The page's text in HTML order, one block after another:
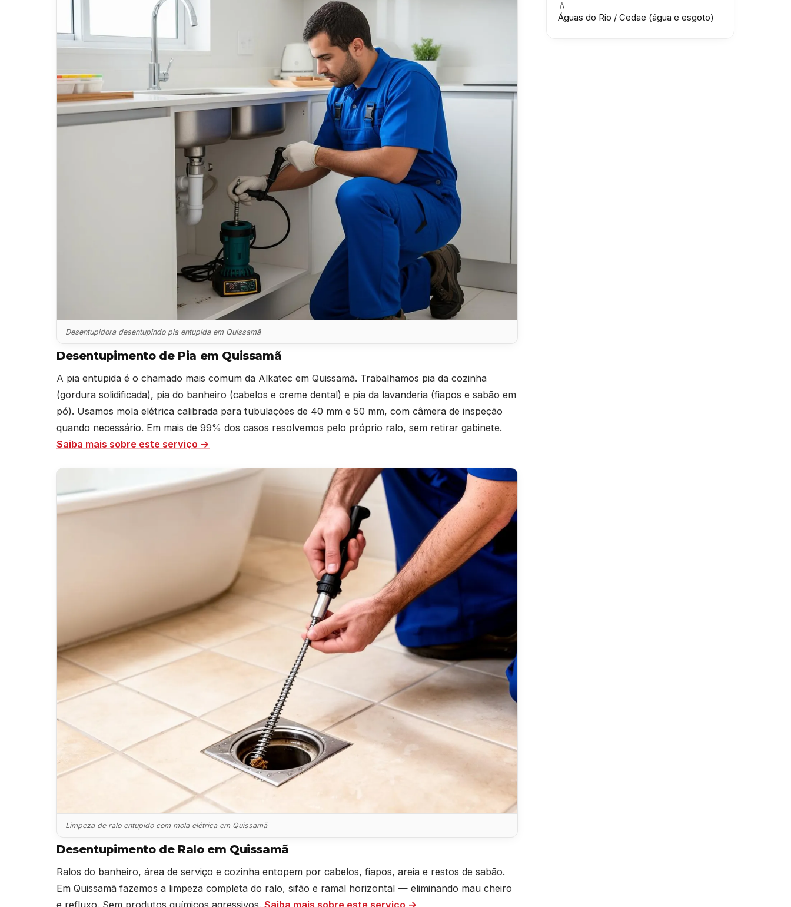
Desentupidora desentupindo pia entupida em Quissamã
Desentupimento de Pia em Quissamã
A pia entupida é o chamado mais comum da Alkatec em Quissamã. Trabalhamos pia da cozinha
(gordura solidificada), pia do banheiro (cabelos e creme dental) e pia da lavanderia (fiapos e sabão em
pó). Usamos mola elétrica calibrada para tubulações de 40 mm e 50 mm, com câmera de inspeção
quando necessário. Em mais de 99% dos casos resolvemos pelo próprio ralo, sem retirar gabinete.
Saiba mais sobre este serviço →
Limpeza de ralo entupido com mola elétrica em Quissamã
Desentupimento de Ralo em Quissamã
Ralos do banheiro, área de serviço e cozinha entopem por cabelos, fiapos, areia e restos de sabão.
Em Quissamã fazemos a limpeza completa do ralo, sifão e ramal horizontal — eliminando mau cheiro
💧
Águas do Rio / Cedae (água e esgoto)